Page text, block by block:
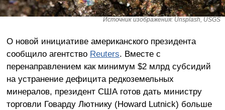
Источник изображения: Unsplash, USGS
О новой инициативе американского президента
сообщило агентство Reuters. Вместе с
перенаправлением как минимум $2 млрд субсидий
на устранение дефицита редкоземельных
минералов, президент США готов дать министру
торговли Говарду Лютнику (Howard Lutnick) больше